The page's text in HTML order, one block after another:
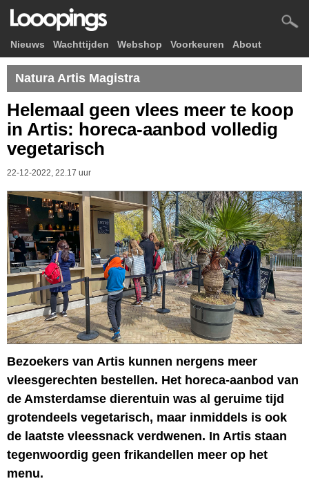
Nieuws Wachttijden Webshop Voorkeuren About
Natura Artis Magistra
Helemaal geen vlees meer te koop
in Artis: horeca-aanbod volledig
vegetarisch
22-12-2022, 22.17 uur
Bezoekers van Artis kunnen nergens meer
vleesgerechten bestellen. Het horeca-aanbod van
de Amsterdamse dierentuin was al geruime tijd
grotendeels vegetarisch, maar inmiddels is ook
de laatste vleessnack verdwenen. In Artis staan
tegenwoordig geen frikandellen meer op het
menu.